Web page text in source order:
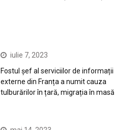
iulie 7, 2023
Fostul șef al serviciilor de informații
externe din Franța a numit cauza
tulburărilor în țară, migrația în masă